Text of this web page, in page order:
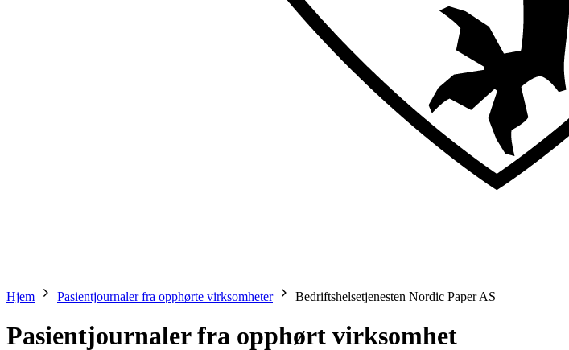
Hjem Pasientjournaler fra opphørte virksomheter Bedriftshelsetjenesten Nordic Paper AS
Pasientjournaler fra opphørt virksomhet